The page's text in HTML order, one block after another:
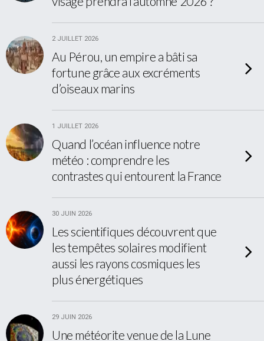
2 JUILLET 2026
Au Pérou, un empire a bâti sa
fortune grâce aux excréments
d’oiseaux marins
1 JUILLET 2026
Quand l’océan influence notre
météo : comprendre les
contrastes qui entourent la France
30 JUIN 2026
Les scientifiques découvrent que
les tempêtes solaires modifient
aussi les rayons cosmiques les
plus énergétiques
29 JUIN 2026
Une météorite venue de la Lune